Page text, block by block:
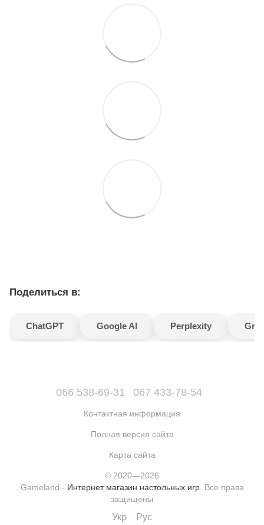
Поделиться в:
ChatGPT Google AI Perplexity
066 538-69-31 067 433-78-54
Контактная информация
Полная версия сайта
Карта сайта
© 2020—2026
Gameland - Интернет магазин настольных игр. Все права
защищены
Укр Рус